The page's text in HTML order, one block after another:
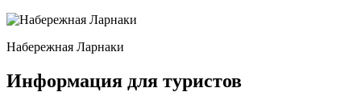
Набережная Ларнаки
Информация для туристов